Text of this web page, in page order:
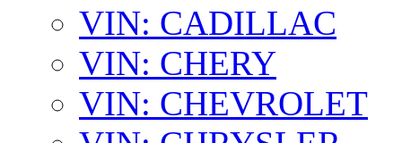
VIN: CADILLAC
VIN: CHERY
VIN: CHEVROLET